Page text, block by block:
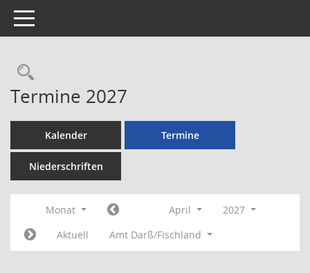
Toggle navigation
Rechercheauswahl
Termine 2027
Kalender Termine
Niederschriften
Monat April
2027
Aktuell
Amt Darß/Fischland